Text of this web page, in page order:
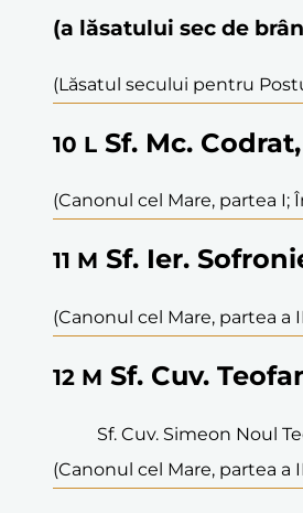
(a lăsatului sec de
(Lăsatul secului pentru
10 L Sf. Mc.
(Canonul cel Mare, partea
11 M Sf. Ier.
(Canonul cel Mare, partea a
12 M Sf. Cuv.
Sf. Cuv. Simeon Noul
(Canonul cel Mare, partea a